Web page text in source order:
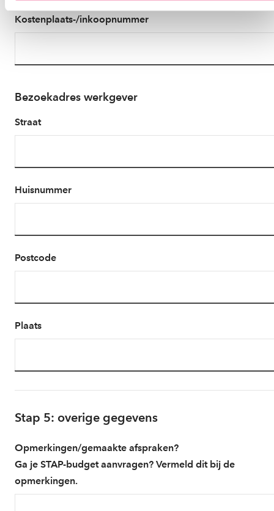
Kostenplaats-/inkoopnummer
Bezoekadres werkgever
Straat
Huisnummer
Postcode
Plaats
Stap 5: overige gegevens
Opmerkingen/gemaakte afspraken?
Ga je STAP-budget aanvragen? Vermeld dit bij de
opmerkingen.